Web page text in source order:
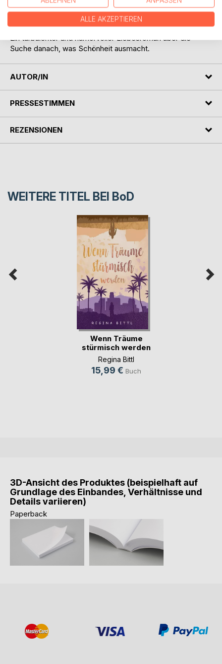
attraktiven Badboy sowieso keine Chance. Oder etwa
Ein turbulenter und humorvoller Liebesroman über die
Suche danach, was Schönheit ausmacht.
AUTOR/IN
PRESSESTIMMEN
REZENSIONEN
WEITERE TITEL BEI BoD
Wenn Träume
stürmisch werden
Regina Bittl
15,99 € Buch
3D-Ansicht des Produktes (beispielhaft auf
Grundlage des Einbandes, Verhältnisse und
Details variieren)
Paperback
ALLE AKZEPTIEREN